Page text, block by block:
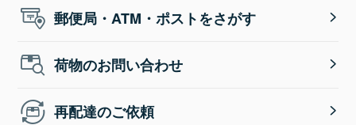
郵便局・ATM・ポストをさがす
荷物のお問い合わせ
再配達のご依頼